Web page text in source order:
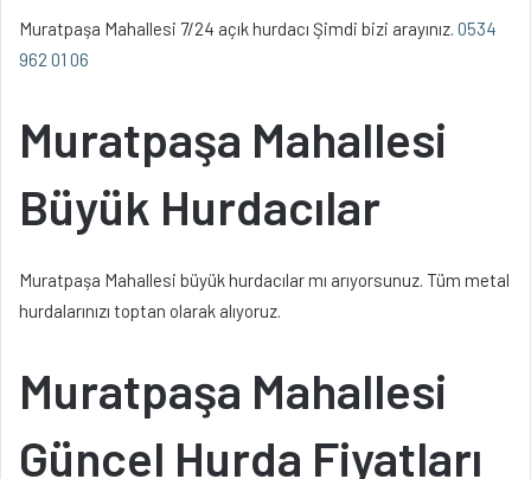
Muratpaşa Mahallesi 7/24 açık hurdacı Şimdi bizi arayınız. 0534
962 01 06
Muratpaşa Mahallesi
Büyük Hurdacılar
Muratpaşa Mahallesi büyük hurdacılar mı arıyorsunuz. Tüm metal
hurdalarınızı toptan olarak alıyoruz.
Muratpaşa Mahallesi
Güncel Hurda Fiyatları